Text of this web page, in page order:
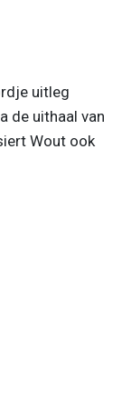
uitleg
de uithaal van
Wout ook